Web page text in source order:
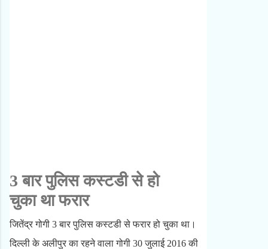
3 बार पुलिसकस्टडी से हो
चुकाथा फरार
जितेंद्र गोगी 3 बार पुलिस कस्टडी से फरार हो चुका था।
दिल्ली के अलीपुर का रहने वाला गोगी 30 जुलाई 2016 की